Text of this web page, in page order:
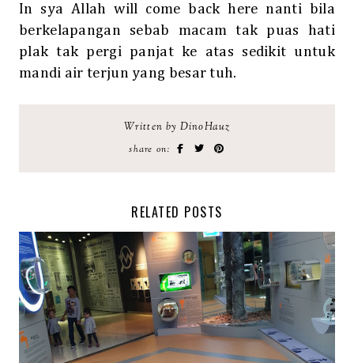
In sya Allah will come back here nanti bila
berkelapangan sebab macam tak puas hati
plak tak pergi panjat ke atas sedikit untuk
mandi air terjun yang besar tuh.
Written by DinoHauz
share on:
RELATED POSTS